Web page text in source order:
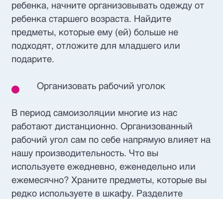
ребенка, начните организовывать одежду от
ребенка старшего возраста. Найдите
предметы, которые ему (ей) больше не
подходят, отложите для младшего или
подарите.
Организовать рабочий уголок
В период самоизоляции многие из нас
работают дистанционно. Организованный
рабочий угол сам по себе напрямую влияет на
нашу производительность. Что вы
используете ежедневно, еженедельно или
ежемесячно? Храните предметы, которые вы
редко используете в шкафу. Разделите